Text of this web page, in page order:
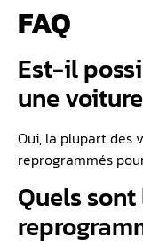
FAQ
Est-il
une
Oui, la plupart des
reprogrammés
Quels